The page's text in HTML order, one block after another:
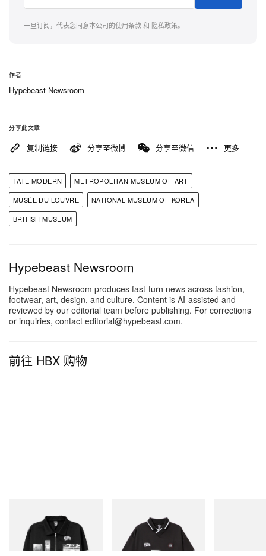
一旦订阅，代表您同意本公司的使用条款和 隐私政策。
作者
Hypebeast Newsroom
分享此文章
复制链接 分享至微博 分享至微信 更多
TATE MODERN
METROPOLITAN MUSEUM OF ART
MUSÉE DU LOUVRE
NATIONAL MUSEUM OF KOREA
BRITISH MUSEUM
Hypebeast Newsroom
Hypebeast Newsroom produces fast-turn news across fashion,
footwear, art, design, and culture. Content is AI-assisted and
reviewed by our editorial team before publishing. For corrections
or inquiries, contact editorial@hypebeast.com.
前往 HBX 购物
Billionaire Boys Club X Initial
D Cotton Jacket
立刻购入
Billionaire Boys Club X Initial
D Game Shirt
立刻购入